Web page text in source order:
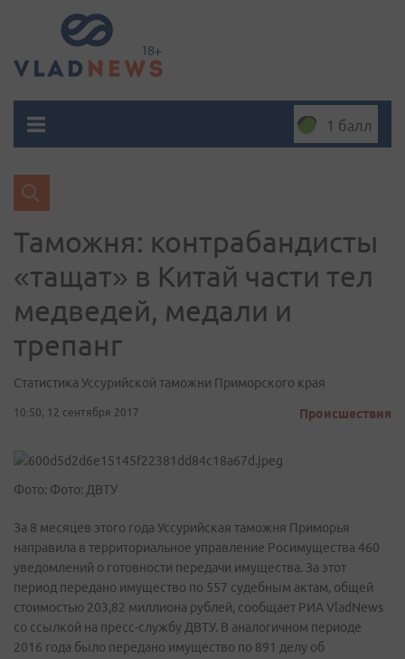
1 балл
Таможня: контрабандисты
«тащат» в Китай части тел
медведей, медали и
трепанг
Статистика Уссурийской таможни Приморского края
10:50, 12 сентября 2017 Происшествия
Фото: Фото: ДВТУ
За 8 месяцев этого года Уссурийская таможня Приморья
направила в территориальное управление Росимущества 460
уведомлений о готовности передачи имущества. За этот
период передано имущество по 557 судебным актам, общей
стоимостью 203,82 миллиона рублей, сообщает РИА VladNews
со ссылкой на пресс-службу ДВТУ. В аналогичном периоде
2016 года было передано имущество по 891 делу об